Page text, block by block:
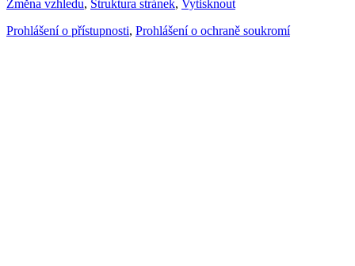
Změna vzhledu, Struktura stránek, Vytisknout
Prohlášení o přístupnosti, Prohlášení o ochraně soukromí